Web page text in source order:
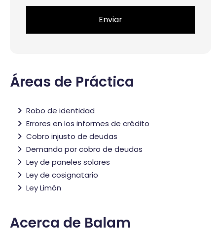
Áreas de Práctica
Robo de identidad
Errores en los informes de crédito
Cobro injusto de deudas
Demanda por cobro de deudas
Ley de paneles solares
Ley de cosignatario
Ley Limón
Acerca de Balam